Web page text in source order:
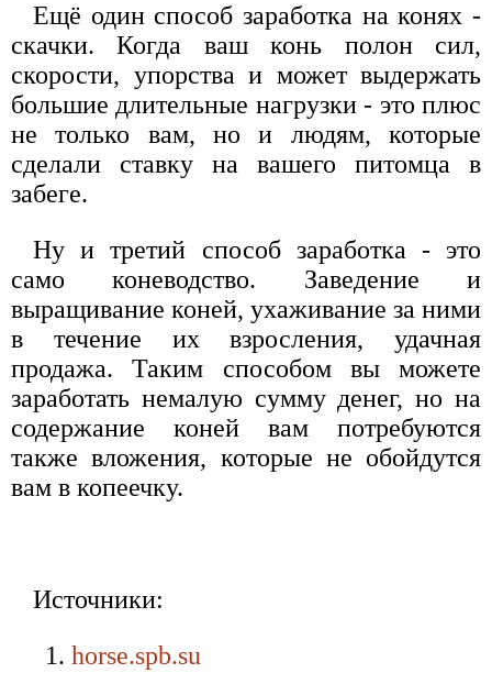
Ещё один способ заработка на конях -
скачки. Когда ваш конь полон сил,
скорости, упорства и может выдержать
большие длительные нагрузки - это плюс
не только вам, но и людям, которые
сделали ставку на вашего питомца в
забеге.
Ну и третий способ заработка - это
само коневодство. Заведение и
выращивание коней, ухаживание за ними
в течение их взросления, удачная
продажа. Таким способом вы можете
заработать немалую сумму денег, но на
содержание коней вам потребуются
также вложения, которые не обойдутся
вам в копеечку.
Источники:
horse.spb.su